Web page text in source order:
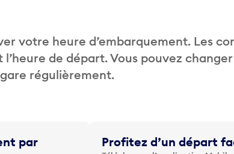
votre heure d’embarquement. Les
de départ. Vous pouvez
régulièrement.
par
Profitez d’un départ